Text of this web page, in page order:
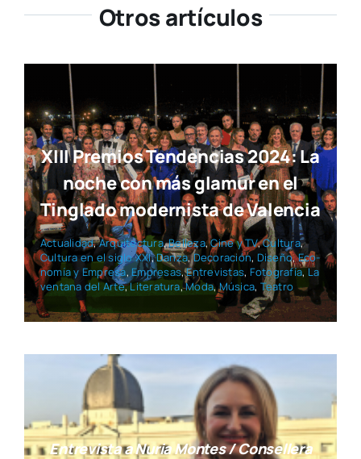
Otros artículos
XIII Premios Tendencias 2024: La
noche con más glamur en el
Tinglado modernista de Valencia
Actua­li­dad,Arqui­tec­tu­ra,Belle­za,Cine y TV,Cul­tu­ra,
Cul­tu­ra en el siglo XXI,Dan­za,Deco­ra­ción, Dise­ño,Eco­
no­mía y Empre­sa,Empre­sas,Entre­vis­tas, Foto­gra­fía,La
ven­ta­na del Arte,Lite­ra­tu­ra,Moda,Músi­ca, Tea­tro
Entrevista a Nuria Montes / Consellera